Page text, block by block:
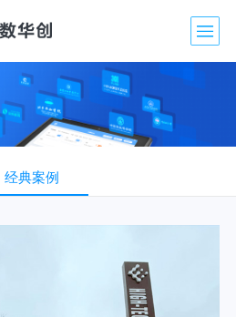
经典案例